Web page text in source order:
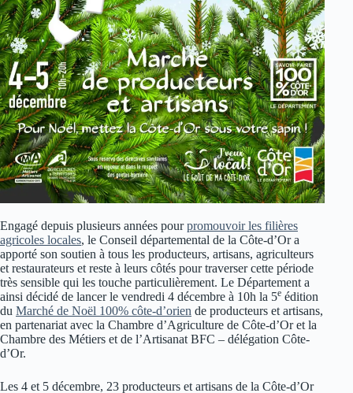
Engagé depuis plusieurs années pourpromouvoir les filières
agricoles locales, le Conseil départemental de la Côte-d’Or a
apporté son soutien à tous les producteurs, artisans, agriculteurs
et restaurateurs et reste à leurs côtés pour traverser cette période
très sensible qui les touche particulièrement. Le Département a
ainsi décidé de lancer le vendredi 4 décembre à 10h la 5e édition
du Marché de Noël 100% côte-d’orien de producteurs et artisans,
en partenariat avec la Chambre d’Agriculture de Côte-d’Or et la
Chambre des Métiers et de l’Artisanat BFC – délégation Côte-
d’Or.
Les 4 et 5 décembre, 23 producteurs et artisans de la Côte-d’Or